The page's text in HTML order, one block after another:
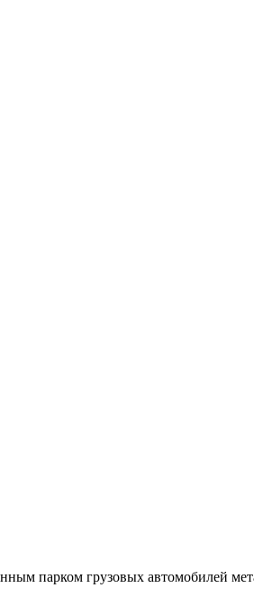
парком грузовых автомобилей